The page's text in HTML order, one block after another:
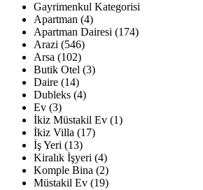
Gayrimenkul Kategorisi
Apartman (4)
Apartman Dairesi (174)
Arazi (546)
Arsa (102)
Butik Otel (3)
Daire (14)
Dubleks (4)
Ev (3)
İkiz Müstakil Ev (1)
İkiz Villa (17)
İş Yeri (13)
Kiralık İşyeri (4)
Komple Bina (2)
Müstakil Ev (19)